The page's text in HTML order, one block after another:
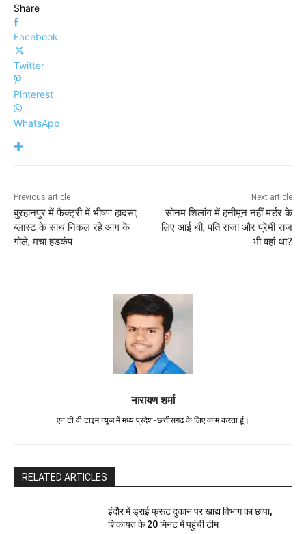
Share
Facebook
Twitter
Pinterest
WhatsApp
Previous article
बुरहानपुर में फैक्ट्री में भीषण हादसा,
ब्लास्ट के साथ निकल रहे आग के
गोले, मचा हड़कंप
Next article
सोनम शिलांग में हनीमून नहीं मर्डर के
लिए आई थी, पति राजा और प्रेमी राज
भी वहां था?
नारायण शर्मा
एन टी वी टाइम न्यूज में मध्य प्रदेश-छत्तीसगढ़ के लिए काम करता हूं।
RELATED ARTICLES
इंदौर में ड्राई फ्रूट दुकान पर खाद्य विभाग का छापा,
शिकायत के 20 मिनट में पहुंची टीम